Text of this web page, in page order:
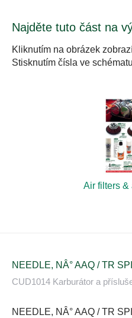
Najděte tuto část na
Kliknutím na obrázek
Stisknutím čísla ve
Air filters &
NEEDLE, NÂ° AAQ / TR
CUD1014 Karburátor a
NEEDLE, NÂ° AAQ / TR